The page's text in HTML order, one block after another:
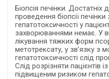
Біопсія печінки. Достатніх
проведення біопсії
гепатотоксичності у
захворюваннями немає. У
лікування тяжких форм
метотрексату, у зв’язку з
гепатотоксичності слід
Слід розрізняти пацієнтів
підвищеним ризиком